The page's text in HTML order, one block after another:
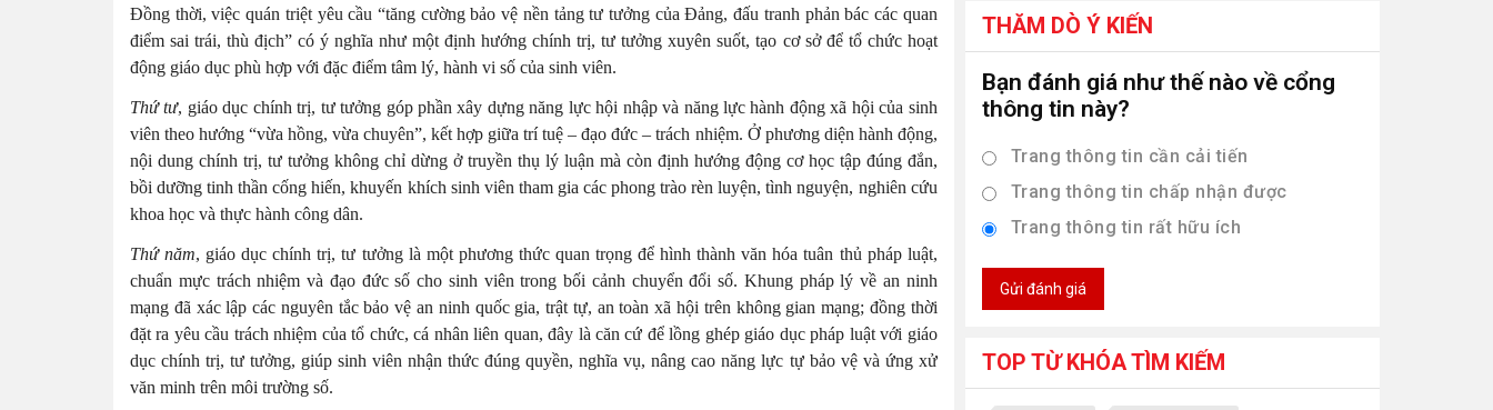
Đồng thời, việc quán triệt yêu cầu “tăng cường bảo vệ nền tảng tư tưởng của Đảng, đấu tranh phản bác các quan
điểm sai trái, thù địch” có ý nghĩa như một định hướng chính trị, tư tưởng xuyên suốt, tạo cơ sở để tổ chức hoạt
động giáo dục phù hợp với đặc điểm tâm lý, hành vi số của sinh viên.
Thứ tư, giáo dục chính trị, tư tưởng góp phần xây dựng năng lực hội nhập và năng lực hành động xã hội của sinh
viên theo hướng “vừa hồng, vừa chuyên”, kết hợp giữa trí tuệ – đạo đức – trách nhiệm. Ở phương diện hành động,
nội dung chính trị, tư tưởng không chỉ dừng ở truyền thụ lý luận mà còn định hướng động cơ học tập đúng đắn,
bồi dưỡng tinh thần cống hiến, khuyến khích sinh viên tham gia các phong trào rèn luyện, tình nguyện, nghiên cứu
khoa học và thực hành công dân.
Thứ năm, giáo dục chính trị, tư tưởng là một phương thức quan trọng để hình thành văn hóa tuân thủ pháp luật,
chuẩn mực trách nhiệm và đạo đức số cho sinh viên trong bối cảnh chuyển đổi số. Khung pháp lý về an ninh
mạng đã xác lập các nguyên tắc bảo vệ an ninh quốc gia, trật tự, an toàn xã hội trên không gian mạng; đồng thời
đặt ra yêu cầu trách nhiệm của tổ chức, cá nhân liên quan, đây là căn cứ để lồng ghép giáo dục pháp luật với giáo
dục chính trị, tư tưởng, giúp sinh viên nhận thức đúng quyền, nghĩa vụ, nâng cao năng lực tự bảo vệ và ứng xử
văn minh trên môi trường số.
THĂM DÒ Ý KIẾN
Bạn đánh giá như thế nào về cổng
thông tin này?
Trang thông tin cần cải tiến
Trang thông tin chấp nhận được
Trang thông tin rất hữu ích
Gửi đánh giá
TOP TỪ KHÓA TÌM KIẾM